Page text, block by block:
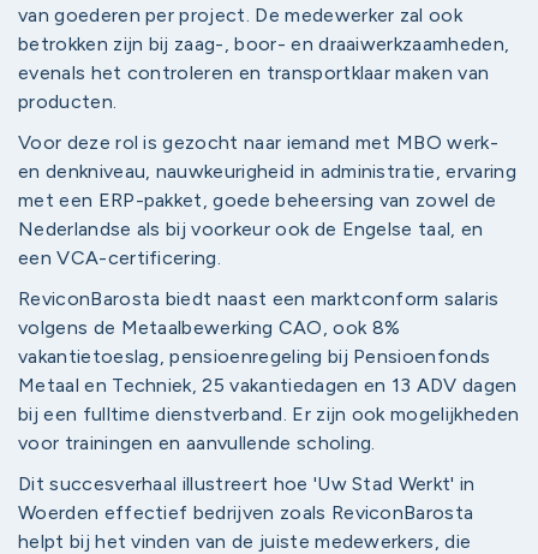
van goederen per project. De medewerker zal ook
betrokken zijn bij zaag-, boor- en draaiwerkzaamheden,
evenals het controleren en transportklaar maken van
producten.
Voor deze rol is gezocht naar iemand met MBO werk-
en denkniveau, nauwkeurigheid in administratie, ervaring
met een ERP-pakket, goede beheersing van zowel de
Nederlandse als bij voorkeur ook de Engelse taal, en
een VCA-certificering.
ReviconBarosta biedt naast een marktconform salaris
volgens de Metaalbewerking CAO, ook 8%
vakantietoeslag, pensioenregeling bij Pensioenfonds
Metaal en Techniek, 25 vakantiedagen en 13 ADV dagen
bij een fulltime dienstverband. Er zijn ook mogelijkheden
voor trainingen en aanvullende scholing.
Dit succesverhaal illustreert hoe 'Uw Stad Werkt' in
Woerden effectief bedrijven zoals ReviconBarosta
helpt bij het vinden van de juiste medewerkers, die